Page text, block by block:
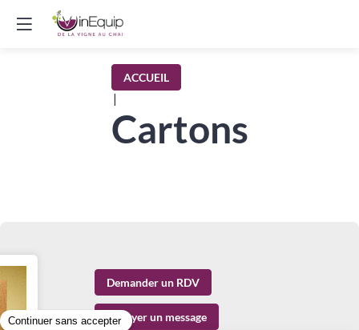
ACCUEIL
|
Cartons
Demander un RDV
Envoyer un message